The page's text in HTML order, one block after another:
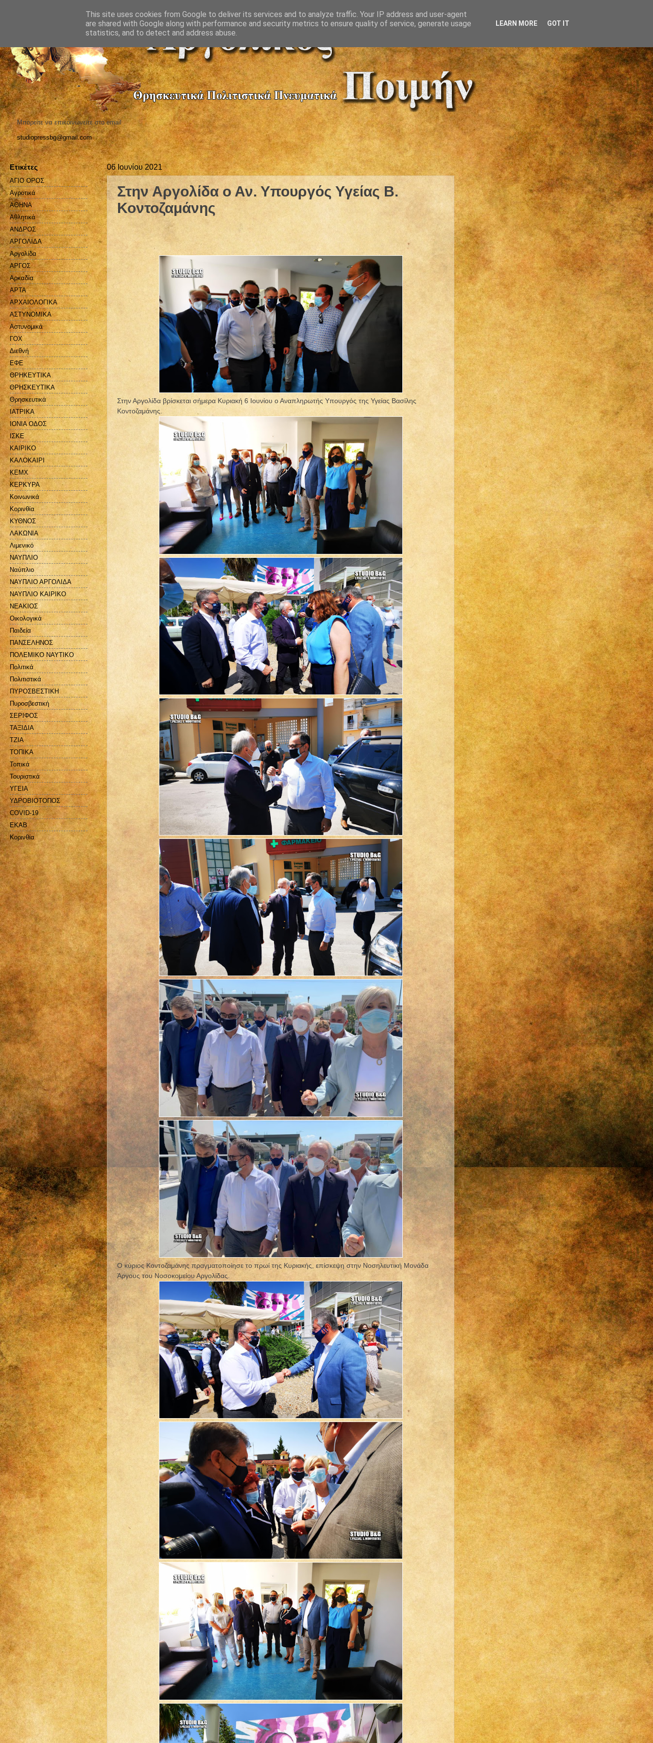
Μπορείτε να επικοινωνείτε στο email
studiopressbg@gmail.com
06 Ιουνίου 2021
Στην Αργολίδα ο Αν. Υπουργός Υγείας Β.
Κοντοζαμάνης
Στην Αργολίδα βρίσκεται σήμερα Κυριακή 6 Ιουνίου ο Αναπληρωτής Υπουργός της Υγείας Βασίλης
Κοντοζαμάνης.
Ο κύριος Κοντοζαμάνης πραγματοποίησε το πρωί της Κυριακής, επίσκεψη στην Νοσηλευτική Μονάδα
Άργους του Νοσοκομείου Αργολίδας.
Ετικέτες
ΑΓΙΟ ΟΡΟΣ
Αγροτικά
ΑΘΗΝΑ
Αθλητικά
ΑΝΔΡΟΣ
ΑΡΓΟΛΙΔΑ
Αργολίδα
ΑΡΓΟΣ
Αρκαδία
ΑΡΤΑ
ΑΡΧΑΙΟΛΟΓΙΚΑ
ΑΣΤΥΝΟΜΙΚΑ
Αστυνομικά
ΓΟΧ
Διεθνή
ΕΦΕ
ΘΡΗΚΕΥΤΙΚΑ
ΘΡΗΣΚΕΥΤΙΚΑ
Θρησκευτικά
ΙΑΤΡΙΚΑ
ΙΟΝΙΑ ΟΔΟΣ
ΙΣΚΕ
ΚΑΙΡΙΚΟ
ΚΑΛΟΚΑΙΡΙ
ΚΕΜΧ
ΚΕΡΚΥΡΑ
Κοινωνικά
Κορινθία
ΚΥΘΝΟΣ
ΛΑΚΩΝΙΑ
Λιμενικό
ΝΑΥΠΛΙΟ
Ναύπλιο
ΝΑΥΠΛΙΟ ΑΡΓΟΛΙΔΑ
ΝΑΥΠΛΙΟ ΚΑΙΡΙΚΟ
ΝΕΑΚΙΟΣ
Οικολογικά
Παιδεία
ΠΑΝΣΕΛΗΝΟΣ
ΠΟΛΕΜΙΚΟ ΝΑΥΤΙΚΟ
Πολιτικά
Πολιτιστικά
ΠΥΡΟΣΒΕΣΤΙΚΗ
Πυροσβεστική
ΣΕΡΙΦΟΣ
ΤΑΞΙΔΙΑ
ΤΖΙΑ
ΤΟΠΙΚΑ
Τοπικά
Τουριστικά
ΥΓΕΙΑ
ΥΔΡΟΒΙΟΤΟΠΟΣ
COVID-19
EKAB
Kορινθία
This site uses cookies from Google to deliver its services and to analyze traffic. Your IP address and user-agent
are shared with Google along with performance and security metrics to ensure quality of service, generate usage
statistics, and to detect and address abuse.
LEARN MORE GOT IT